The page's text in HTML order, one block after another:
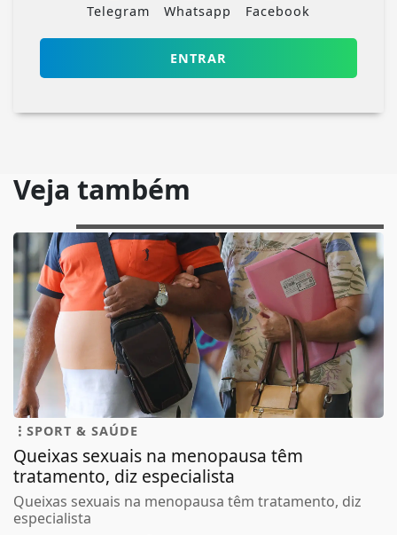
Telegram Whatsapp Facebook
ENTRAR
Veja também
SPORT & SAÚDE
Queixas sexuais na menopausa têm
tratamento, diz especialista
Queixas sexuais na menopausa têm tratamento, diz
especialista